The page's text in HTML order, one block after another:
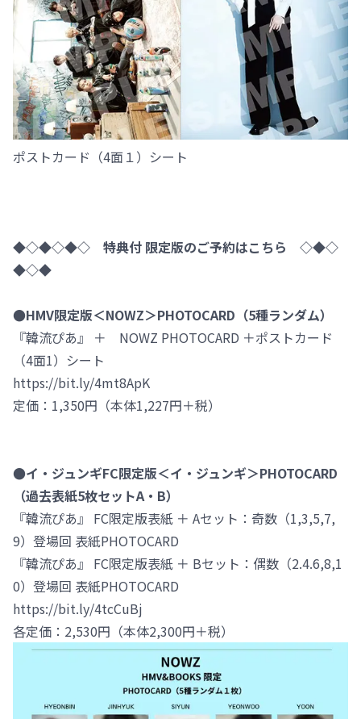
ポストカード（4面１）シート
◆◇◆◇◆◇ 特典付 限定版のご予約はこちら ◇◆◇
◆◇◆
●HMV限定版＜NOWZ＞PHOTOCARD（5種ランダム）
『韓流ぴあ』 ＋ NOWZ PHOTOCARD ＋ポストカード
（4面1）シート
https://bit.ly/4mt8ApK
定価：1,350円（本体1,227円＋税）
●イ・ジュンギFC限定版＜イ・ジュンギ＞PHOTOCARD
（過去表紙5枚セットA・B）
『韓流ぴあ』 FC限定版表紙 ＋ Aセット：奇数（1,3,5,7,
9）登場回 表紙PHOTOCARD
『韓流ぴあ』 FC限定版表紙 ＋ Bセット：偶数（2.4.6,8,1
0）登場回 表紙PHOTOCARD
https://bit.ly/4tcCuBj
各定価：2,530円（本体2,300円＋税）